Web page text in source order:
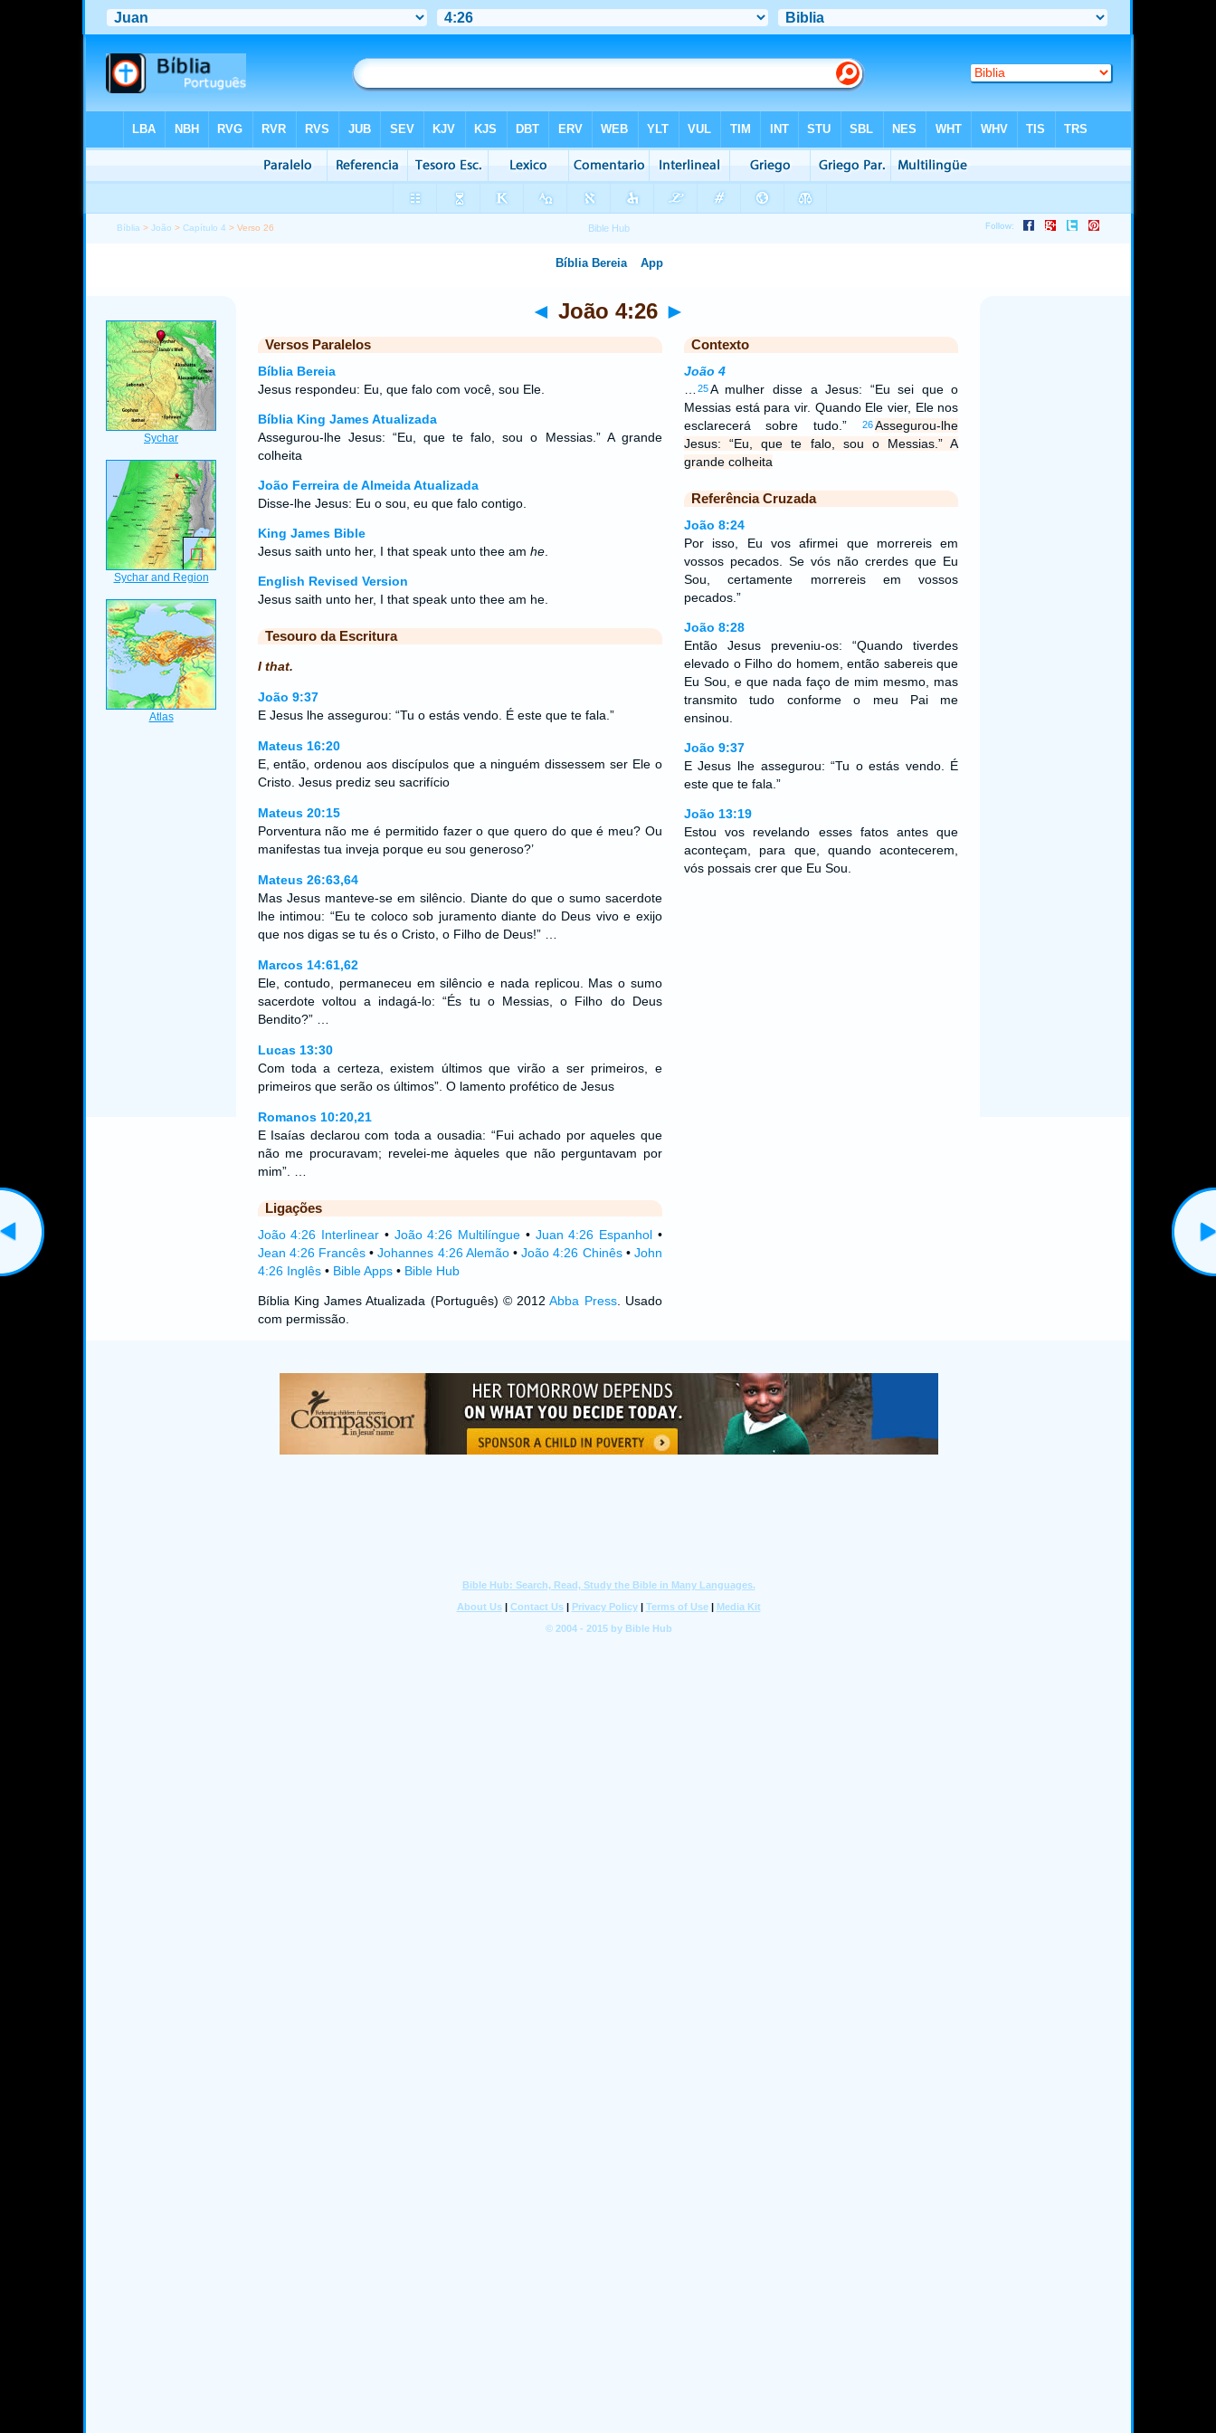
Bíblia >João >Capítulo 4 > Verso 26
◄ João 4:26 ►
Versos Paralelos
Bíblia Bereia
Jesus respondeu: Eu, que falo com você, sou Ele.
Bíblia King James Atualizada
Assegurou-lhe Jesus: “Eu, que te falo, sou o Messias.” A grande
colheita
João Ferreira de Almeida Atualizada
Disse-lhe Jesus: Eu o sou, eu que falo contigo.
King James Bible
Jesus saith unto her, I that speak unto thee am he.
English Revised Version
Jesus saith unto her, I that speak unto thee am he.
Tesouro da Escritura
I that.
João 9:37
E Jesus lhe assegurou: “Tu o estás vendo. É este que te fala.”
Mateus 16:20
E, então, ordenou aos discípulos que a ninguém dissessem ser Ele o
Cristo. Jesus prediz seu sacrifício
Mateus 20:15
Porventura não me é permitido fazer o que quero do que é meu? Ou
manifestas tua inveja porque eu sou generoso?’
Mateus 26:63,64
Mas Jesus manteve-se em silêncio. Diante do que o sumo sacerdote
lhe intimou: “Eu te coloco sob juramento diante do Deus vivo e exijo
que nos digas se tu és o Cristo, o Filho de Deus!” …
Marcos 14:61,62
Ele, contudo, permaneceu em silêncio e nada replicou. Mas o sumo
sacerdote voltou a indagá-lo: “És tu o Messias, o Filho do Deus
Bendito?” …
Lucas 13:30
Com toda a certeza, existem últimos que virão a ser primeiros, e
primeiros que serão os últimos”. O lamento profético de Jesus
Romanos 10:20,21
E Isaías declarou com toda a ousadia: “Fui achado por aqueles que
não me procuravam; revelei-me àqueles que não perguntavam por
mim”. …
Ligações
João 4:26 Interlinear • João 4:26 Multilíngue • Juan 4:26 Espanhol •
Jean 4:26 Francês•Johannes 4:26 Alemão•João 4:26 Chinês• John
4:26 Inglês• Bible Apps• Bible Hub
Bíblia King James Atualizada (Português) © 2012Abba Press. Usado
com permissão.
Contexto
João 4
25A mulher disse a Jesus: “Eu sei que o
Messias está para vir. Quando Ele vier, Ele nos
esclarecerá sobre tudo.”
26 Assegurou-lhe
Jesus: “Eu, que te falo, sou o Messias.” A
grande colheita
Referência Cruzada
João 8:24
Por isso, Eu vos afirmei que morrereis em
vossos pecados. Se vós não crerdes que Eu
Sou, certamente morrereis em vossos
pecados.”
João 8:28
Então Jesus preveniu-os: “Quando tiverdes
elevado o Filho do homem, então sabereis que
Eu Sou, e que nada faço de mim mesmo, mas
transmito tudo conforme o meu Pai me
ensinou.
João 9:37
E Jesus lhe assegurou: “Tu o estás vendo. É
este que te fala.”
João 13:19
Estou vos revelando esses fatos antes que
aconteçam, para que, quando acontecerem,
vós possais crer que Eu Sou.